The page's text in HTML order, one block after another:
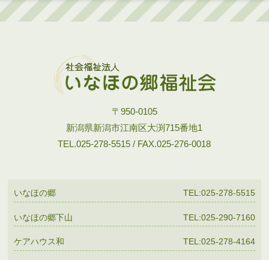
〒950-0105
新潟県新潟市江南区大渕715番地1
TEL.025-278-5515 / FAX.025-276-0018
いなほの郷 TEL:025-278-5515
いなほの郷下山 TEL:025-290-7160
ケアハウス和 TEL:025-278-4164